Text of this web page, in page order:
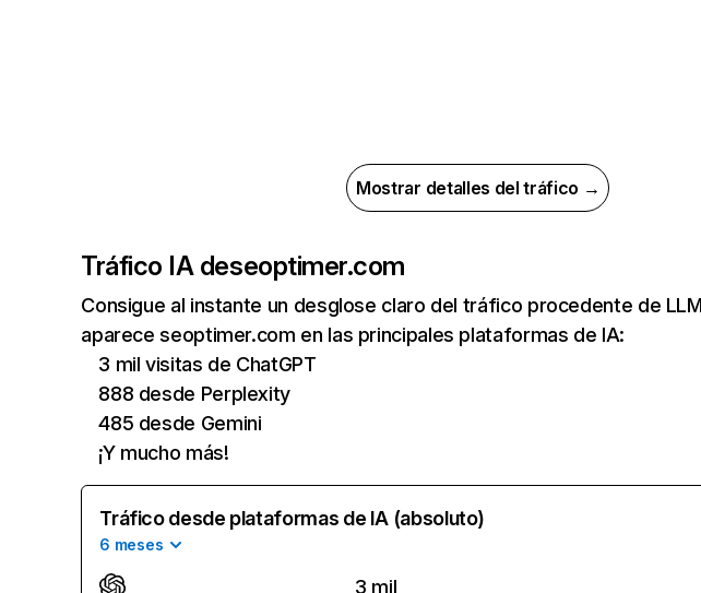
Mostrar detalles del tráfico →
Tráfico IA deseoptimer.com
Consigue al instante un desglose claro del tráfico procedente de
aparece seoptimer.com en las principales plataformas de IA:
3 mil visitas de ChatGPT
888 desde Perplexity
485 desde Gemini
¡Y mucho más!
Tráfico desde plataformas de IA (absoluto)
6 meses
3 mil